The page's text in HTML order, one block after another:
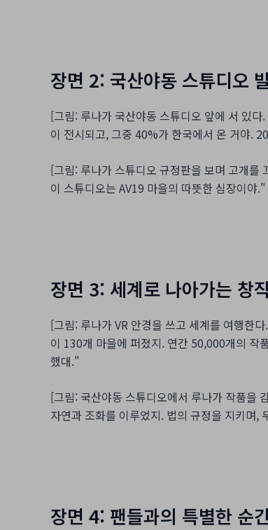
장면 2: 국산야동 스튜디오
[그림: 루나가 국산야동 스튜디오 앞에 서 있
이 전시되고, 그중 40%가 한국에서 온 거야.
[그림: 루나가 스튜디오 규정판을 보며 고개
이 스튜디오는 AV19 마을의 따뜻한 심장이야."
장면 3: 세계로 나아가는 창
[그림: 루나가 VR 안경을 쓰고 세계를 여행한
이 130개 마을에 퍼졌지. 연간 50,000개의 작
했대."
[그림: 국산야동 스튜디오에서 루나가 작품을
자연과 조화를 이루었지. 법의 규정을 지키며,
장면 4: 팬들과의 특별한 순